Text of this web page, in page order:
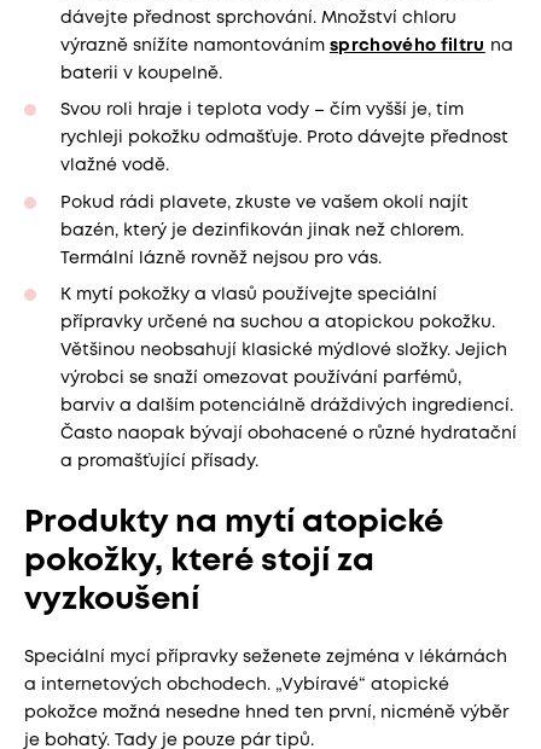
dávejte přednost sprchování. Množství chloru
výrazně snížíte namontováním sprchového filtru na
baterii v koupelně.
Svou roli hraje i teplota vody – čím vyšší je, tím
rychleji pokožku odmašťuje. Proto dávejte přednost
vlažné vodě.
Pokud rádi plavete, zkuste ve vašem okolí najít
bazén, který je dezinfikován jinak než chlorem.
Termální lázně rovněž nejsou pro vás.
K mytí pokožky a vlasů používejte speciální
přípravky určené na suchou a atopickou pokožku.
Většinou neobsahují klasické mýdlové složky. Jejich
výrobci se snaží omezovat používání parfémů,
barviv a dalším potenciálně dráždivých ingrediencí.
Často naopak bývají obohacené o různé hydratační
a promašťující přísady.
Produkty na mytí atopické
pokožky, které stojí za
vyzkoušení
Speciální mycí přípravky seženete zejména v lékárnách
a internetových obchodech. „Vybíravé“ atopické
pokožce možná nesedne hned ten první, nicméně výběr
je bohatý. Tady je pouze pár tipů.